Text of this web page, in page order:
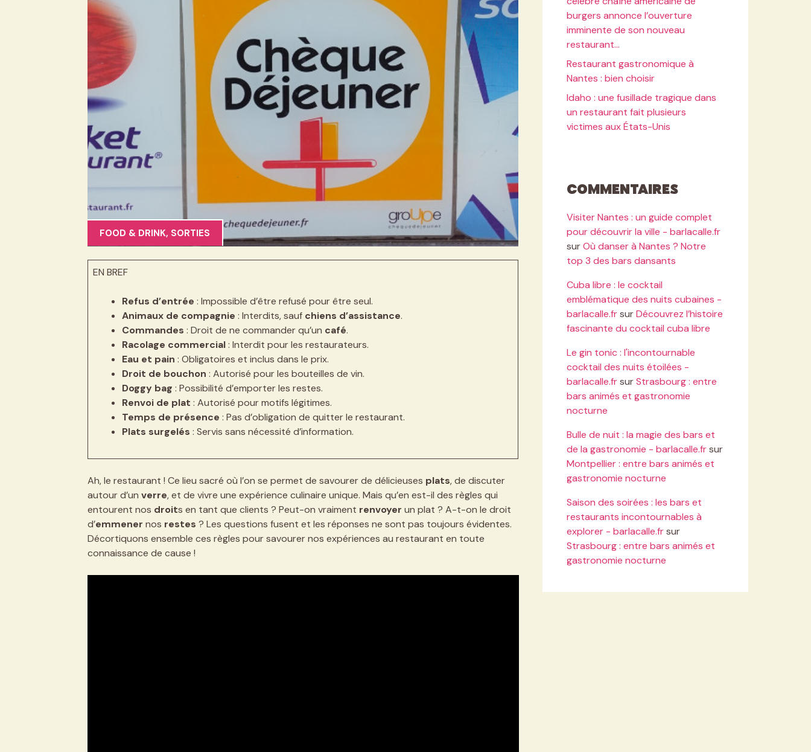
FOOD & DRINK, SORTIES
EN BREF
Refus d’entrée : Impossible d’être refusé pour être seul.
Animaux de compagnie : Interdits, sauf chiens d’assistance.
Commandes : Droit de ne commander qu’un café.
Racolage commercial: Interdit pour les restaurateurs.
Eau et pain : Obligatoires et inclus dans le prix.
Droit de bouchon : Autorisé pour les bouteilles de vin.
Doggy bag : Possibilité d’emporter les restes.
Renvoi de plat : Autorisé pour motifs légitimes.
Temps de présence : Pas d’obligation de quitter le restaurant.
Plats surgelés : Servis sans nécessité d’information.
Ah, le restaurant ! Ce lieu sacré où l’on se permet de savourer de délicieuses plats, de discuter
autour d’un verre, et de vivre une expérience culinaire unique. Mais qu’en est-il des règles qui
entourent nos droits en tant que clients ? Peut-on vraiment renvoyer un plat ? A-t-on le droit
d’emmener nos restes ? Les questions fusent et les réponses ne sont pas toujours évidentes.
Décortiquons ensemble ces règles pour savourer nos expériences au restaurant en toute
connaissance de cause !
burgers annonce l’ouverture
imminente de son nouveau
restaurant…
Restaurant gastronomique à
Nantes : bien choisir
Idaho : une fusillade tragique dans
un restaurant fait plusieurs
victimes aux États-Unis
Commentaires
Visiter Nantes : un guide complet
pour découvrir la ville - barlacalle.fr
surOù danser à Nantes ? Notre
top 3 des bars dansants
Cuba libre : le cocktail
emblématique des nuits cubaines -
barlacalle.frsurDécouvrez l’histoire
fascinante du cocktail cuba libre
Le gin tonic : l'incontournable
cocktail des nuits étoilées -
barlacalle.frsurStrasbourg : entre
bars animés et gastronomie
nocturne
Bulle de nuit : la magie des bars et
de la gastronomie - barlacalle.frsur
Montpellier : entre bars animés et
gastronomie nocturne
Saison des soirées : les bars et
restaurants incontournables à
explorer - barlacalle.frsur
Strasbourg : entre bars animés et
gastronomie nocturne